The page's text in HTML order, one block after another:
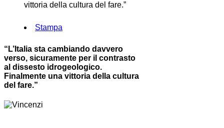
vittoria della cultura del fare.”
Stampa
“L’Italia sta cambiando davvero
verso, sicuramente per il contrasto
al dissesto idrogeologico.
Finalmente una vittoria della cultura
del fare.”